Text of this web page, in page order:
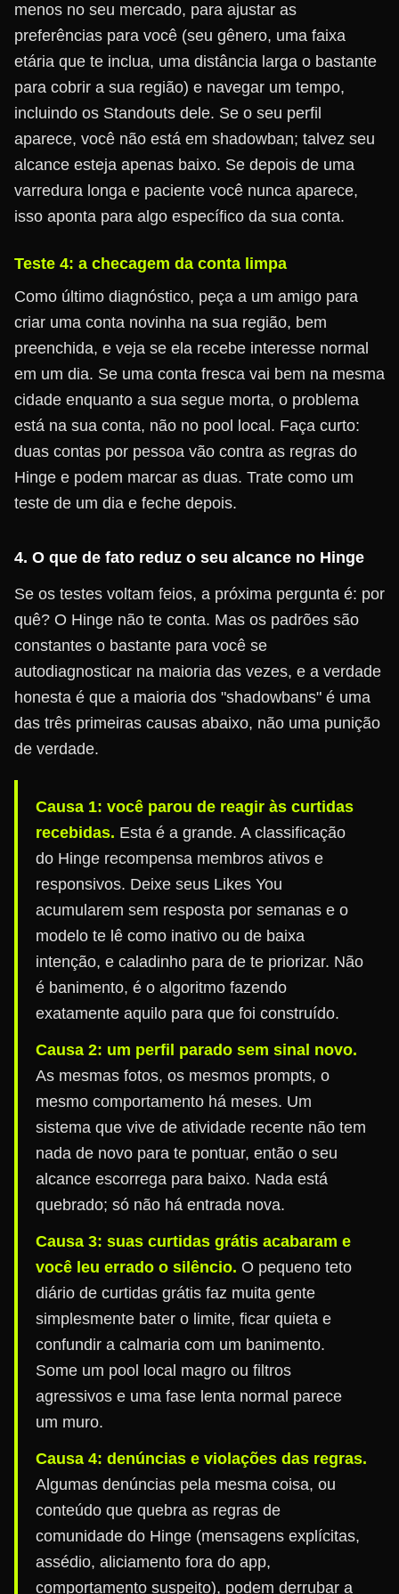
menos no seu mercado, para ajustar as
preferências para você (seu gênero, uma faixa
etária que te inclua, uma distância larga o bastante
para cobrir a sua região) e navegar um tempo,
incluindo os Standouts dele. Se o seu perfil
aparece, você não está em shadowban; talvez seu
alcance esteja apenas baixo. Se depois de uma
varredura longa e paciente você nunca aparece,
isso aponta para algo específico da sua conta.
Teste 4: a checagem da conta limpa
Como último diagnóstico, peça a um amigo para
criar uma conta novinha na sua região, bem
preenchida, e veja se ela recebe interesse normal
em um dia. Se uma conta fresca vai bem na mesma
cidade enquanto a sua segue morta, o problema
está na sua conta, não no pool local. Faça curto:
duas contas por pessoa vão contra as regras do
Hinge e podem marcar as duas. Trate como um
teste de um dia e feche depois.
4. O que de fato reduz o seu alcance no Hinge
Se os testes voltam feios, a próxima pergunta é: por
quê? O Hinge não te conta. Mas os padrões são
constantes o bastante para você se
autodiagnosticar na maioria das vezes, e a verdade
honesta é que a maioria dos "shadowbans" é uma
das três primeiras causas abaixo, não uma punição
de verdade.
Causa 1: você parou de reagir às curtidas
recebidas. Esta é a grande. A classificação
do Hinge recompensa membros ativos e
responsivos. Deixe seus Likes You
acumularem sem resposta por semanas e o
modelo te lê como inativo ou de baixa
intenção, e caladinho para de te priorizar. Não
é banimento, é o algoritmo fazendo
exatamente aquilo para que foi construído.
Causa 2: um perfil parado sem sinal novo.
As mesmas fotos, os mesmos prompts, o
mesmo comportamento há meses. Um
sistema que vive de atividade recente não tem
nada de novo para te pontuar, então o seu
alcance escorrega para baixo. Nada está
quebrado; só não há entrada nova.
Causa 3: suas curtidas grátis acabaram e
você leu errado o silêncio. O pequeno teto
diário de curtidas grátis faz muita gente
simplesmente bater o limite, ficar quieta e
confundir a calmaria com um banimento.
Some um pool local magro ou filtros
agressivos e uma fase lenta normal parece
um muro.
Causa 4: denúncias e violações das regras.
Algumas denúncias pela mesma coisa, ou
conteúdo que quebra as regras de
comunidade do Hinge (mensagens explícitas,
assédio, aliciamento fora do app,
comportamento suspeito), podem derrubar a